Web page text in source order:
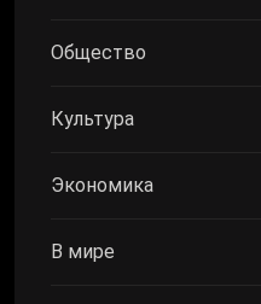
Общество
Культура
Экономика
В мире